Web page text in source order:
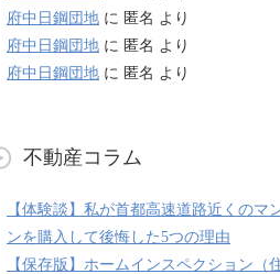
府中日鋼団地 に 匿名 より
府中日鋼団地 に 匿名 より
府中日鋼団地 に 匿名 より
不動産コラム
【体験談】私が首都高速道路近くのマ
ンを購入して後悔した5つの理由
【保存版】ホームインスペクション（